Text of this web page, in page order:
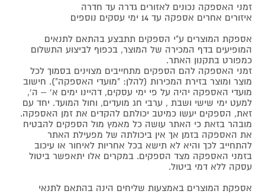
זמני האספקה נכונים לאזורים גדרה עד חדרה
איזורים אחרים אספקה עד 14 ימי עסקים נוספים
אספקת המוצרים ע"י הספקים תתבצע בהתאם לתנאים
המופיעים בדף המכירה של המוצר, בכפוף לביצוע התשלום
כמפורט בתקנון האתר.
זמני האספקה להם הספקים מתחייבים מצוינים בסמוך לכל
מוצר ומוצר בזירת המכירות (להלן: "מועדי האספקה"). חישוב
מועדי האספקה יהיה על פי ימי עסקים, דהיינו ימים א' – ה',
למעט ימי שישי ושבת , ערבי חג מועדים, וחול המועד. יחד עם
זאת, הספקים יעשו כמיטב יכולתם להקדים את זמן האספקה.
מובהר בזאת כי האתר עושה כל מאמץ מול הספקים להבטיח
את האספקה בזמן אך אין ביכולתה של מפעילת האתר
להתחייב לכך והיא לא תישא בכל אחריות לאיחור או עיכוב
בזמני האספקה מצד הספקים. במקרים אלו יתאפשר ביטול
עסקה ללא דמי ביטול.
אספקת המוצרים באמצעות שליחים הינה בהתאם לתנאי